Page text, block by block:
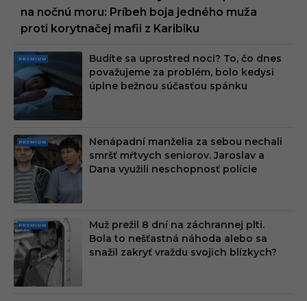
na nočnú moru: Príbeh boja jedného muža
proti korytnačej mafii z Karibiku
PRE
MIU
M
Budíte sa uprostred noci? To, čo dnes
považujeme za problém, bolo kedysi
úplne bežnou súčasťou spánku
PRE
MIU
M
Nenápadní manželia za sebou nechali
smršť mŕtvych seniorov. Jaroslav a
Dana využili neschopnosť polície
PRE
MIU
M
Muž prežil 8 dní na záchrannej plti.
Bola to nešťastná náhoda alebo sa
snažil zakryť vraždu svojich blízkych?